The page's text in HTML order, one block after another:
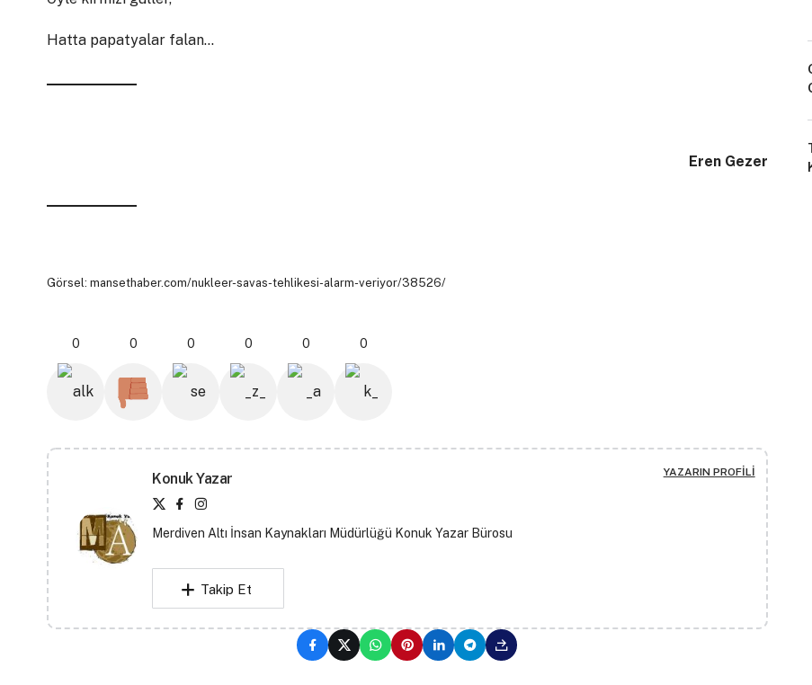
Hatta papatyalar falan…
Eren Gezer
Görsel: mansethaber.com/nukleer-savas-tehlikesi-alarm-veriyor/38526/
0 0 0 0 0 0
Konuk Yazar
Merdiven Altı İnsan Kaynakları Müdürlüğü Konuk Yazar Bürosu
YAZARIN PROFILI
Takip Et